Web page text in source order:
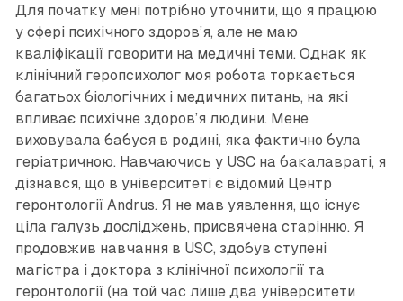
Для початку мені потрібно уточнити, що я працюю
у сфері психічного здоров’я, але не маю
кваліфікації говорити на медичні теми. Однак як
клінічний геропсихолог моя робота торкається
багатьох біологічних і медичних питань, на які
впливає психічне здоров’я людини. Мене
виховувала бабуся в родині, яка фактично була
геріатричною. Навчаючись у USC на бакалавраті, я
дізнався, що в університеті є відомий Центр
геронтології Andrus. Я не мав уявлення, що існує
ціла галузь досліджень, присвячена старінню. Я
продовжив навчання в USC, здобув ступені
магістра і доктора з клінічної психології та
геронтології (на той час лише два університети